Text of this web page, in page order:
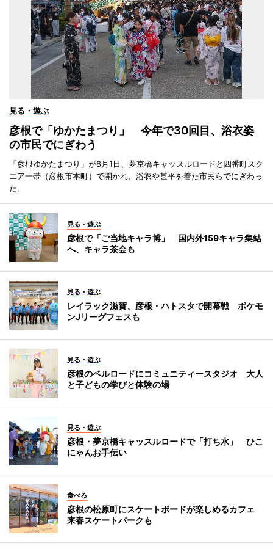
見る・遊ぶ
彦根で「ゆかたまつり」 今年で30回目、浴衣姿
の市民でにぎわう
「彦根ゆかたまつり」が8月1日、夢京橋キャッスルロードと四番町スク
エア一帯（彦根市本町）で開かれ、浴衣や甚平を着た市民らでにぎわっ
た。
見る・遊ぶ
彦根で「ご当地キャラ博」 国内外159キャラ集結
へ、キャラ茶会も
見る・遊ぶ
レイラック滋賀、彦根・ハトスタで開幕戦 ポケモ
ンJリーグフェスも
見る・遊ぶ
彦根のベルロードにコミュニティースタジオ 大人
と子どもの学びと体験の場
見る・遊ぶ
彦根・夢京橋キャッスルロードで「打ち水」 ひこ
にゃんお手伝い
食べる
彦根の松原町にスケートボードが楽しめるカフェ
来春スケートパークも